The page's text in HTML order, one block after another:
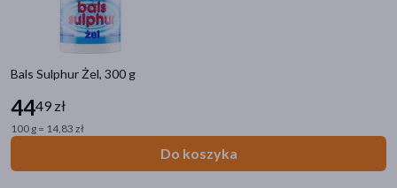
Bals Sulphur Żel, 300 g
4449 zł
100 g = 14,83 zł
Do koszyka